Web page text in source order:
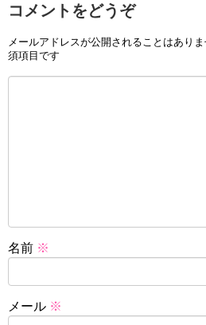
コメントをどうぞ
メールアドレスが公開されることはありま
須項目です
名前 ※
メール ※